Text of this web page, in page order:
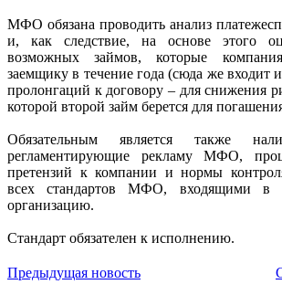
МФО обязана проводить анализ
и, как следствие, на основе этого
возможных займов, которые
заемщику в течение года (сюда же входит
пролонгаций к договору – для снижения
которой второй займ берется для
Обязательным является также
регламентирующие рекламу МФО,
претензий к компании и нормы
всех стандартов МФО, входящими в
организацию.
Стандарт обязателен к исполнению.
Предыдущая новость